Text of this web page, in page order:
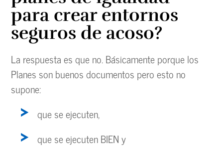
para crear entornos
seguros de acoso?
La respuesta es que no. Básicamente porque los
Planes son buenos documentos pero esto no
supone:
que se ejecuten,
que se ejecuten BIEN y